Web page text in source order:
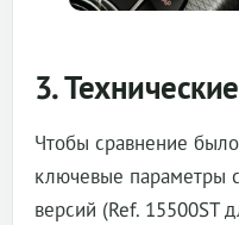
3.
Чтобы сравнение
ключевые параметры
версий (Ref. 15500ST